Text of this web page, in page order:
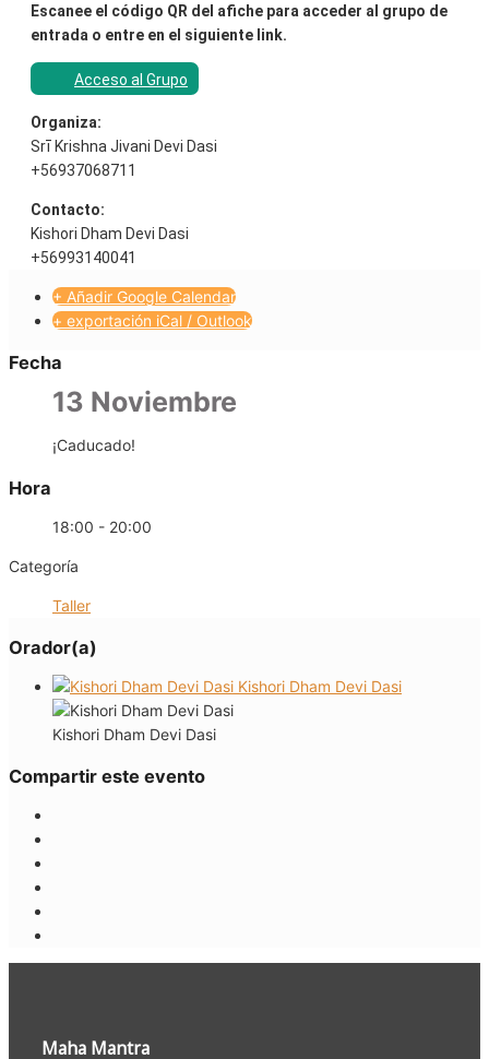
Escanee el código QR del afiche para acceder al grupo de
entrada o entre en el siguiente link.
Acceso al Grupo
Organiza:
Srī Krishna Jivani Devi Dasi
+56937068711
Contacto:
Kishori Dham Devi Dasi
+56993140041
+ Añadir Google Calendar
+ exportación iCal / Outlook
Fecha
13 Noviembre
¡Caducado!
Hora
18:00 - 20:00
Categoría
Taller
Orador(a)
Kishori Dham Devi Dasi
Kishori Dham Devi Dasi
Compartir este evento
Maha Mantra